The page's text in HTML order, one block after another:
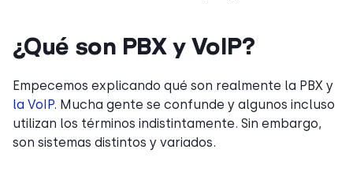
¿Qué son PBX y VoIP?
Empecemos explicando qué son realmente la PBX y
la VoIP. Mucha gente se confunde y algunos incluso
utilizan los términos indistintamente. Sin embargo,
son sistemas distintos y variados.